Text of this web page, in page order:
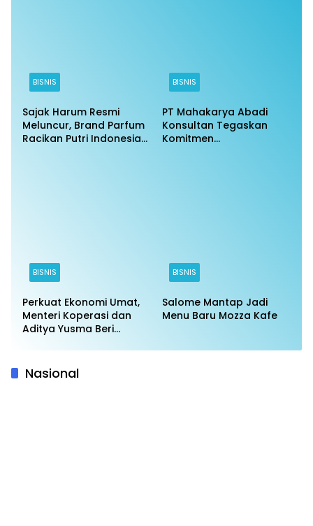
BISNIS
Sajak Harum Resmi
Meluncur, Brand Parfum
Racikan Putri Indonesia
BISNIS
PT Mahakarya Abadi
Konsultan Tegaskan
Komitmen
BISNIS
Perkuat Ekonomi Umat,
Menteri Koperasi dan
Aditya Yusma Beri
Pembentukan Koperasi
Perisai SI
BISNIS
Salome Mantap Jadi
Menu Baru Mozza Kafe
Nasional